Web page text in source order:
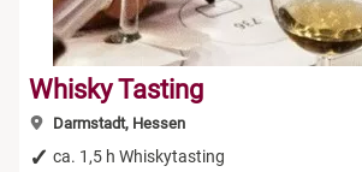
Whisky Tasting
Darmstadt, Hessen
ca. 1,5 h Whiskytasting